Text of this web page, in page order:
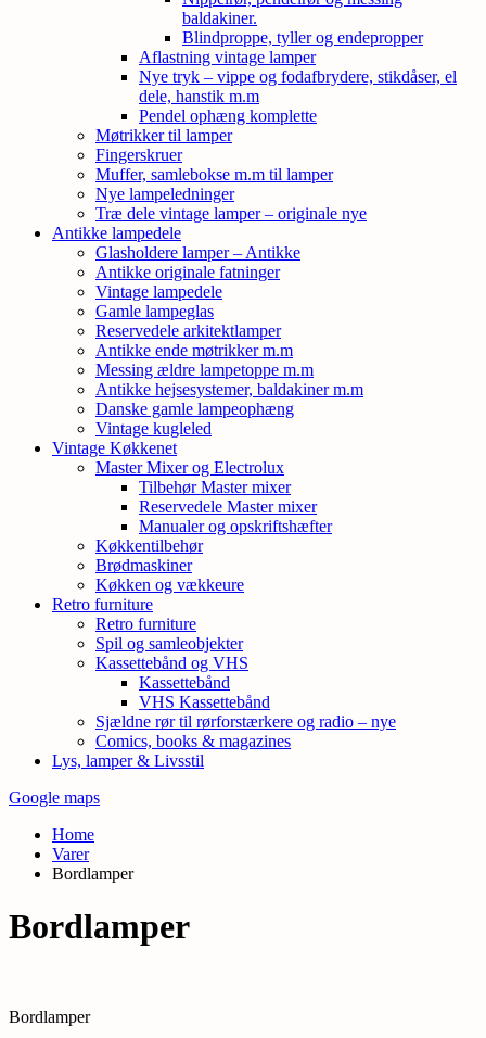
baldakiner.
Blindproppe, tyller og endepropper
Aflastning vintage lamper
Nye tryk – vippe og fodafbrydere, stikdåser, el
dele, hanstik m.m
Pendel ophæng komplette
Møtrikker til lamper
Fingerskruer
Muffer, samlebokse m.m til lamper
Nye lampeledninger
Træ dele vintage lamper – originale nye
Antikke lampedele
Glasholdere lamper – Antikke
Antikke originale fatninger
Vintage lampedele
Gamle lampeglas
Reservedele arkitektlamper
Antikke ende møtrikker m.m
Messing ældre lampetoppe m.m
Antikke hejsesystemer, baldakiner m.m
Danske gamle lampeophæng
Vintage kugleled
Vintage Køkkenet
Master Mixer og Electrolux
Tilbehør Master mixer
Reservedele Master mixer
Manualer og opskriftshæfter
Køkkentilbehør
Brødmaskiner
Køkken og vækkeure
Retro furniture
Retro furniture
Spil og samleobjekter
Kassettebånd og VHS
Kassettebånd
VHS Kassettebånd
Sjældne rør til rørforstærkere og radio – nye
Comics, books & magazines
Lys, lamper & Livsstil
Google maps
Home
Varer
Bordlamper
Bordlamper
Bordlamper